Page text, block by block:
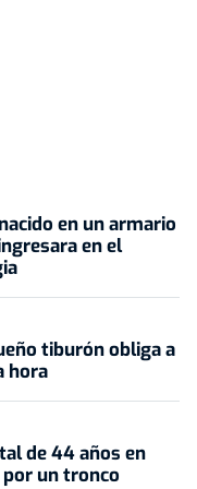
en un armario
en el
tiburón obliga a
hora
de 44 años en
un tronco